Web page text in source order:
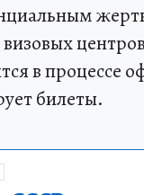
визовых
в процессе
билеты.